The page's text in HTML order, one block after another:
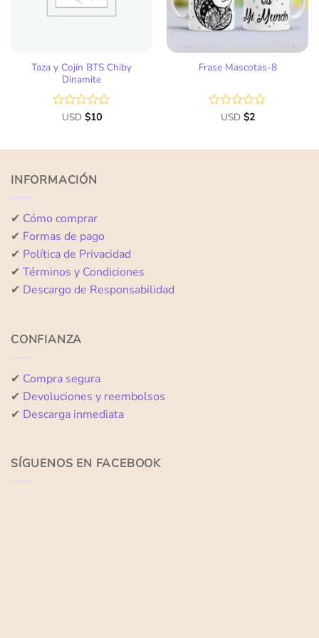
Taza y Cojín BTS Chiby
Dinamite
Valorado
de
USD $10
Frase Mascotas-8
Valorado
de
USD $2
INFORMACIÓN
✔ Cómo comprar
✔ Formas de pago
✔ Política de Privacidad
✔ Términos y Condiciones
✔ Descargo de Responsabilidad
CONFIANZA
✔ Compra segura
✔ Devoluciones y reembolsos
✔ Descarga inmediata
SÍGUENOS EN FACEBOOK